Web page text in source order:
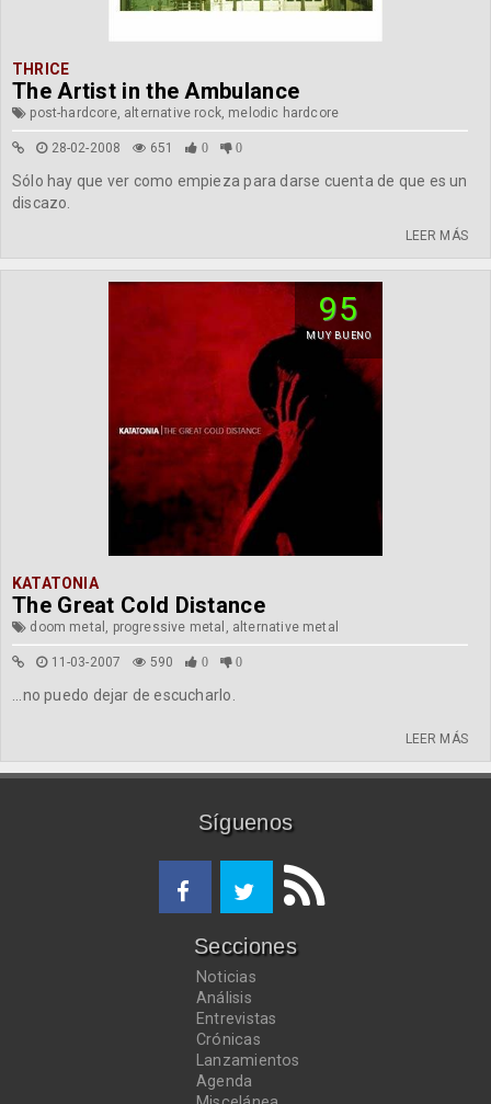
THRICE
The Artist in the Ambulance
post-hardcore, alternative rock, melodic hardcore
28-02-2008 651 0 0
Sólo hay que ver como empieza para darse cuenta de que es un
discazo.
LEER MÁS
95
MUY BUENO
KATATONIA
The Great Cold Distance
doom metal, progressive metal, alternative metal
11-03-2007 590 0 0
...no puedo dejar de escucharlo.
LEER MÁS
Síguenos
Secciones
Noticias
Análisis
Entrevistas
Crónicas
Lanzamientos
Agenda